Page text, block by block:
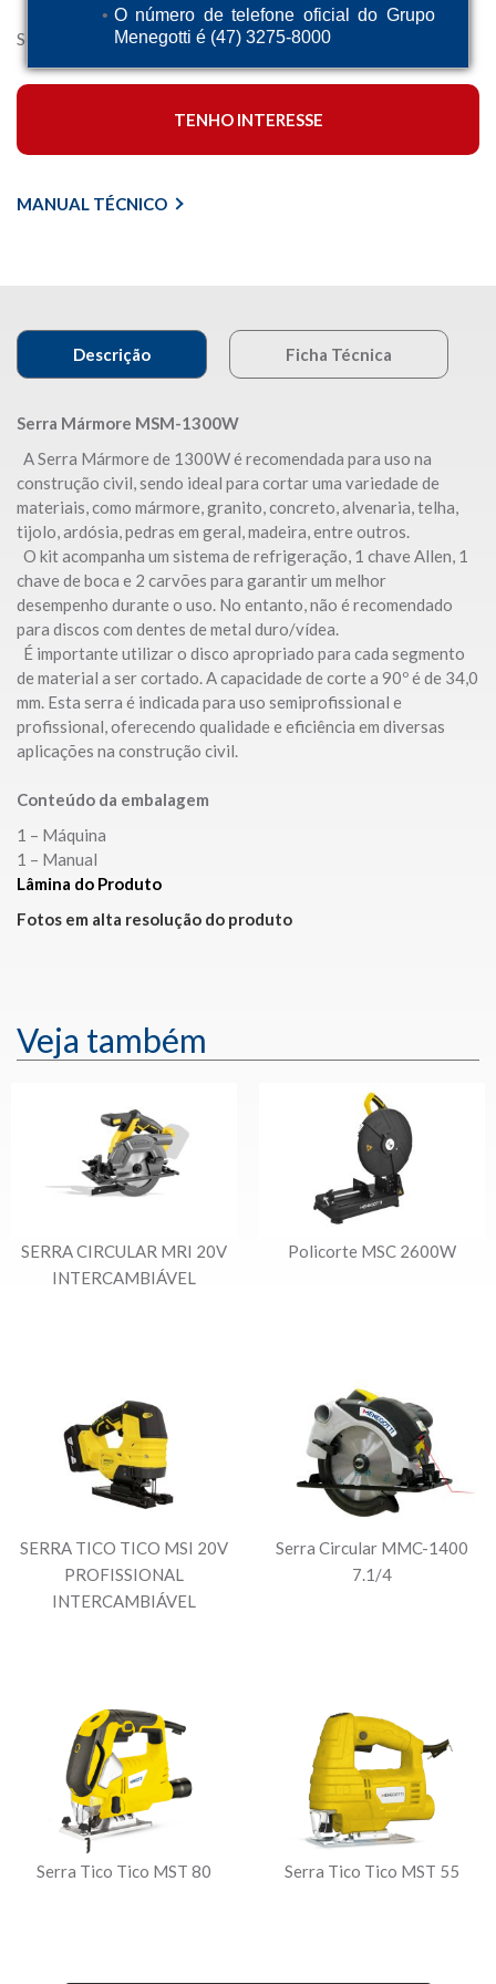
O número de telefone oficial do Grupo
Menegotti é (47) 3275-8000
Serra Mármore MSM 1300W
TENHO INTERESSE
MANUAL TÉCNICO
Descrição Ficha Técnica
Serra Mármore MSM-1300W
A Serra Mármore de 1300W é recomendada para uso na
construção civil, sendo ideal para cortar uma variedade de
materiais, como mármore, granito, concreto, alvenaria, telha,
tijolo, ardósia, pedras em geral, madeira, entre outros.
O kit acompanha um sistema de refrigeração, 1 chave Allen, 1
chave de boca e 2 carvões para garantir um melhor
desempenho durante o uso. No entanto, não é recomendado
para discos com dentes de metal duro/vídea.
É importante utilizar o disco apropriado para cada segmento
de material a ser cortado. A capacidade de corte a 90º é de 34,0
mm. Esta serra é indicada para uso semiprofissional e
profissional, oferecendo qualidade e eficiência em diversas
aplicações na construção civil.
Conteúdo da embalagem
1 – Máquina
1 – Manual
Lâmina do Produto
Fotos em alta resolução do produto
Veja também
SERRA CIRCULAR MRI 20V
INTERCAMBIÁVEL
Policorte MSC 2600W
SERRA TICO TICO MSI 20V
PROFISSIONAL
INTERCAMBIÁVEL
Serra Circular MMC-1400
7.1/4
Serra Tico Tico MST 80 Serra Tico Tico MST 55